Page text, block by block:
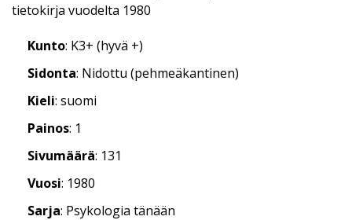
tietokirja vuodelta 1980
Kunto: K3+ (hyvä +)
Sidonta: Nidottu (pehmeäkantinen)
Kieli: suomi
Painos: 1
Sivumäärä: 131
Vuosi: 1980
Sarja: Psykologia tänään